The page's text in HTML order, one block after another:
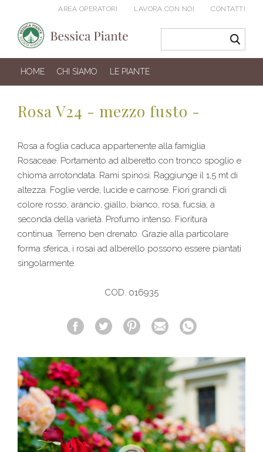
AREA OPERATORI LAVORA CON NOI CONTATTI
HOME CHI SIAMO LE PIANTE
Rosa V24 - mezzo fusto -
Rosa a foglia caduca appartenente alla famiglia
Rosaceae. Portamento ad alberetto con tronco spoglio e
chioma arrotondata. Rami spinosi. Raggiunge il 1,5 mt di
altezza. Foglie verde, lucide e carnose. Fiori grandi di
colore rosso, arancio, giallo, bianco, rosa, fucsia, a
seconda della varietà. Profumo intenso. Fioritura
continua. Terreno ben drenato. Grazie alla particolare
forma sferica, i rosai ad alberello possono essere piantati
singolarmente.
COD. 016935